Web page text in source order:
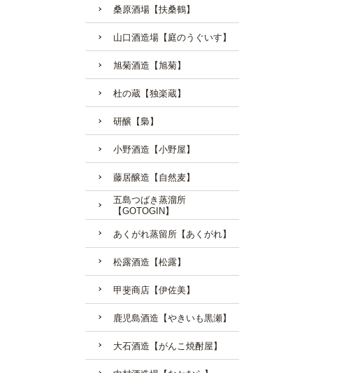
桑原酒場【扶桑鶴】
山口酒造場【庭のうぐいす】
旭菊酒造【旭菊】
杜の蔵【独楽蔵】
研醸【梟】
小野酒造【小野屋】
藤居醸造【自然麦】
五島つばき蒸溜所
【GOTOGIN】
あくがれ蒸留所【あくがれ】
松露酒造【松露】
甲斐商店【伊佐美】
鹿児島酒造【やきいも黒瀬】
大石酒造【がんこ焼酎屋】